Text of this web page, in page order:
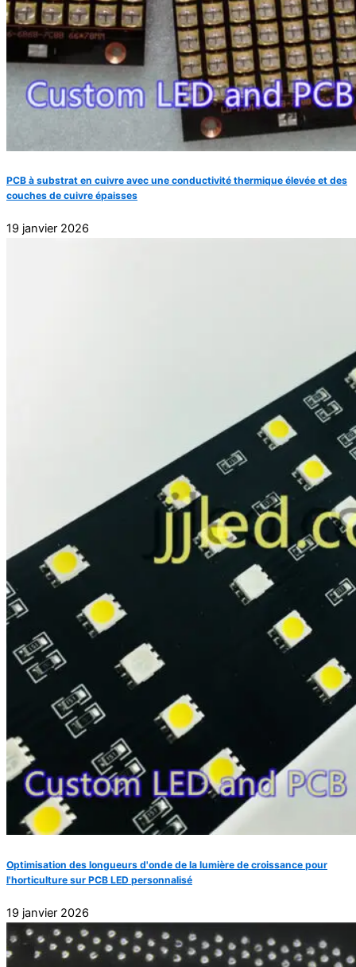
PCB à substrat en cuivre avec une conductivité thermique élevée et des
couches de cuivre épaisses
19 janvier 2026
Optimisation des longueurs d'onde de la lumière de croissance pour
l'horticulture sur PCB LED personnalisé
19 janvier 2026